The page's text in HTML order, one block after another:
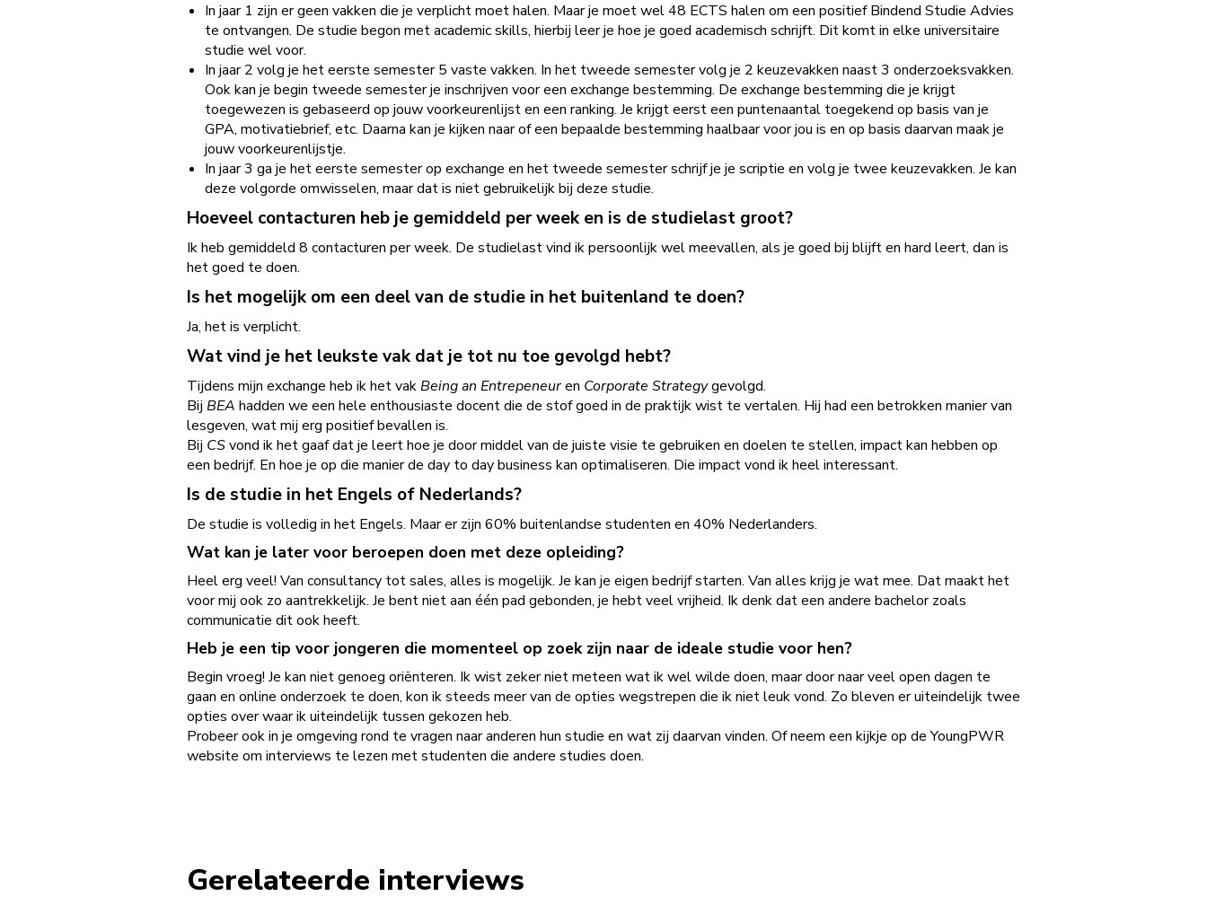
In jaar 1 zijn er geen vakken die je verplicht moet halen. Maar je moet wel 48 ECTS halen om een positief Bindend Studie Advies
te ontvangen. De studie begon met academic skills, hierbij leer je hoe je goed academisch schrijft. Dit komt in elke universitaire
studie wel voor.
In jaar 2 volg je het eerste semester 5 vaste vakken. In het tweede semester volg je 2 keuzevakken naast 3 onderzoeksvakken.
Ook kan je begin tweede semester je inschrijven voor een exchange bestemming. De exchange bestemming die je krijgt
toegewezen is gebaseerd op jouw voorkeurenlijst en een ranking. Je krijgt eerst een puntenaantal toegekend op basis van je
GPA, motivatiebrief, etc. Daarna kan je kijken naar of een bepaalde bestemming haalbaar voor jou is en op basis daarvan maak je
jouw voorkeurenlijstje.
In jaar 3 ga je het eerste semester op exchange en het tweede semester schrijf je je scriptie en volg je twee keuzevakken. Je kan
deze volgorde omwisselen, maar dat is niet gebruikelijk bij deze studie.
Hoeveel contacturen heb je gemiddeld per week en is de studielast groot?
Ik heb gemiddeld 8 contacturen per week. De studielast vind ik persoonlijk wel meevallen, als je goed bij blijft en hard leert, dan is
het goed te doen.
Is het mogelijk om een deel van de studie in het buitenland te doen?
Ja, het is verplicht.
Wat vind je het leukste vak dat je tot nu toe gevolgd hebt?
Tijdens mijn exchange heb ik het vakBeing an Entrepeneuren Corporate Strategygevolgd.
Bij BEA hadden we een hele enthousiaste docent die de stof goed in de praktijk wist te vertalen. Hij had een betrokken manier van
lesgeven, wat mij erg positief bevallen is.
Bij CSvond ik het gaaf dat je leert hoe je door middel van de juiste visie te gebruiken en doelen te stellen, impact kan hebben op
een bedrijf. En hoe je op die manier de day to day business kan optimaliseren. Die impact vond ik heel interessant.
Is de studie in het Engels of Nederlands?
De studie is volledig in het Engels. Maar er zijn 60% buitenlandse studenten en 40% Nederlanders.
Wat kan je later voor beroepen doen met deze opleiding?
Heel erg veel! Van consultancy tot sales, alles is mogelijk. Je kan je eigen bedrijf starten. Van alles krijg je wat mee. Dat maakt het
voor mij ook zo aantrekkelijk. Je bent niet aan één pad gebonden, je hebt veel vrijheid. Ik denk dat een andere bachelor zoals
communicatie dit ook heeft.
Heb je een tip voor jongeren die momenteel op zoek zijn naar de ideale studie voor hen?
Begin vroeg! Je kan niet genoeg oriënteren. Ik wist zeker niet meteen wat ik wel wilde doen, maar door naar veel open dagen te
gaan en online onderzoek te doen, kon ik steeds meer van de opties wegstrepen die ik niet leuk vond. Zo bleven er uiteindelijk twee
opties over waar ik uiteindelijk tussen gekozen heb.
Probeer ook in je omgeving rond te vragen naar anderen hun studie en wat zij daarvan vinden. Of neem een kijkje op de YoungPWR
website om interviews te lezen met studenten die andere studies doen.
Gerelateerde interviews